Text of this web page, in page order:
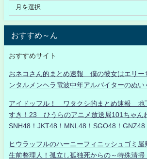
おすすめ～ん
おすすめサイト
おネコさん的まとめ速報 僕の彼女はエリー
ンタルメンヘラ電波中年アルバイターのぬ
アイドッフル！ ワタクシ的まとめ速報 地
すき！23 ひうらのアニメ放送局101ちゃん
SNH48！JKT48！MNL48！SGO48！GNZ48
ヒウラッフルのハーニーフィニッシュゴミ屋
生前整理人！孤立し孤独死からの～特殊清掃